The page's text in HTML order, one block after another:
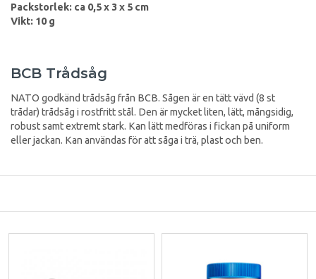
Packstorlek: ca 0,5 x 3 x 5 cm
Vikt: 10 g
BCB Trådsåg
NATO godkänd trådsåg från BCB. Sågen är en tätt vävd (8 st
trådar) trådsåg i rostfritt stål. Den är mycket liten, lätt, mångsidig,
robust samt extremt stark. Kan lätt medföras i fickan på uniform
eller jackan. Kan användas för att såga i trä, plast och ben.